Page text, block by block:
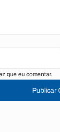
que eu comentar.
Publicar